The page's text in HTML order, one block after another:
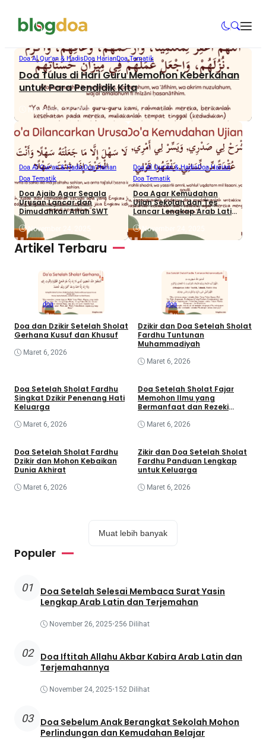
Doa Al Qur'an & Hadis Doa HarianDoa Tematik
Doa Tulus di Hari Guru Memohon Keberkahan
untuk Para Pendidik Kita
November 24, 2025
Doa Al Qur'an & HadisDoa Harian
Doa Tematik
Doa Ajaib Agar Segala
Urusan Lancar dan
Dimudahkan Allah SWT
November 24, 2025
Doa Al Qur'an & HadisDoa Harian
Doa Tematik
Doa Agar Kemudahan
Ujian Sekolah dan Tes
Lancar Lengkap Arab Latin
Arti
November 24, 2025
Artikel Terbaru
doa
Doa dan Dzikir Setelah Sholat
Gerhana Kusuf dan Khusuf
Maret 6, 2026
doa
Dzikir dan Doa Setelah Sholat
Fardhu Tuntunan
Muhammadiyah
Maret 6, 2026
Doa Setelah Sholat Fardhu
Singkat Dzikir Penenang Hati
Keluarga
Maret 6, 2026
Doa Setelah Sholat Fajar
Memohon Ilmu yang
Bermanfaat dan Rezeki
Maret 6, 2026
Doa Setelah Sholat Fardhu
Dzikir dan Mohon Kebaikan
Dunia Akhirat
Maret 6, 2026
Zikir dan Doa Setelah Sholat
Fardhu Panduan Lengkap
untuk Keluarga
Maret 6, 2026
Muat lebih banyak
Populer
01
Doa Setelah Selesai Membaca Surat Yasin
Lengkap Arab Latin dan Terjemahan
November 26, 2025•256 Dilihat
02
Doa Iftitah Allahu Akbar Kabira Arab Latin dan
Terjemahannya
November 24, 2025•152 Dilihat
03
Doa Sebelum Anak Berangkat Sekolah Mohon
Perlindungan dan Kemudahan Belajar